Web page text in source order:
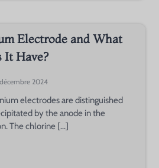
Electrode and What
It Have?
décembre 2024
electrodes are distinguished
by the anode in the
The chlorine […]